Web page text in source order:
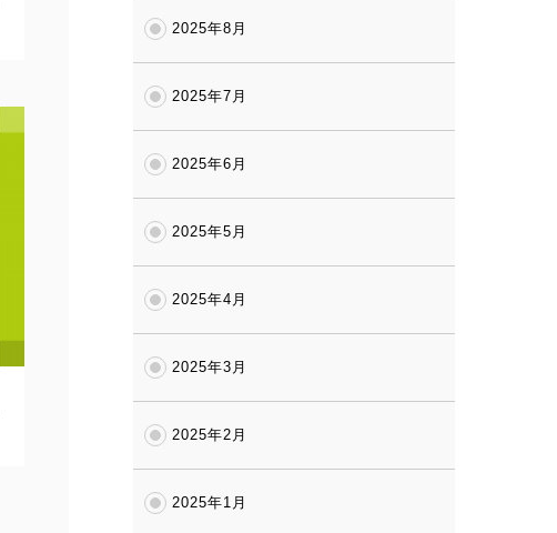
2025年8月
2025年7月
2025年6月
2025年5月
2025年4月
2025年3月
2025年2月
2025年1月